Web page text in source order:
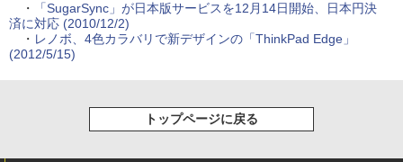
・
「SugarSync」が日本版サービスを12月14日開始、日本円決
済に対応 (2010/12/2)
・ レノボ、4色カラバリで新デザインの「ThinkPad Edge」
(2012/5/15)
トップページに戻る